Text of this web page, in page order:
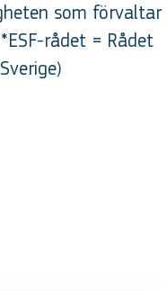
som förvaltar
rådet = Rådet
)